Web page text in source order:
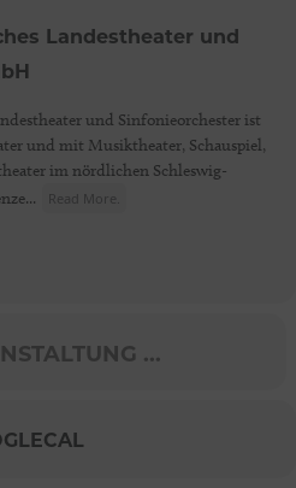
Landestheater und
und Sinfonieorchester ist
und mit Musiktheater, Schauspiel,
im nördlichen Schleswig-
Read More.
...